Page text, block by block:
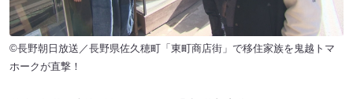
©長野朝日放送／長野県佐久穂町「東町商店街」で移住家族を鬼越トマ
ホークが直撃！